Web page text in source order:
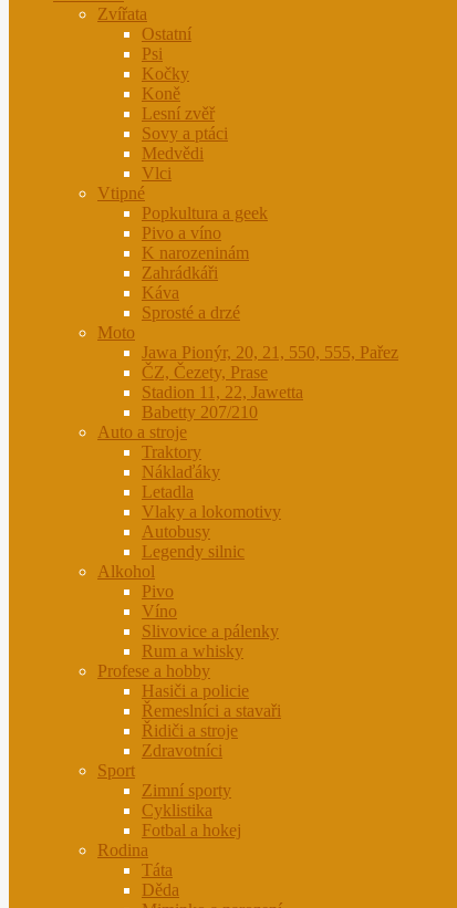
Zvířata
Ostatní
Psi
Kočky
Koně
Lesní zvěř
Sovy a ptáci
Medvědi
Vlci
Vtipné
Popkultura a geek
Pivo a víno
K narozeninám
Zahrádkáři
Káva
Sprosté a drzé
Moto
Jawa Pionýr, 20, 21, 550, 555, Pařez
ČZ, Čezety, Prase
Stadion 11, 22, Jawetta
Babetty 207/210
Auto a stroje
Traktory
Náklaďáky
Letadla
Vlaky a lokomotivy
Autobusy
Legendy silnic
Alkohol
Pivo
Víno
Slivovice a pálenky
Rum a whisky
Profese a hobby
Hasiči a policie
Řemeslníci a stavaři
Řidiči a stroje
Zdravotníci
Sport
Zimní sporty
Cyklistika
Fotbal a hokej
Rodina
Táta
Děda